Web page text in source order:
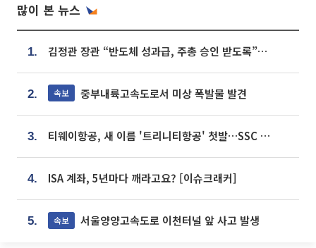
많이 본 뉴스
1. 김정관 장관 “반도체 성과급, 주총 승인 받도록”…상법·자본시장법 개정 시사
2. 속보 중부내륙고속도로서 미상 폭발물 발견
3. 티웨이항공, 새 이름 '트리니티항공' 첫발…SSC 전략 본격화
4. ISA 계좌, 5년마다 깨라고요? [이슈크래커]
5. 속보 서울양양고속도로 이천터널 앞 사고 발생